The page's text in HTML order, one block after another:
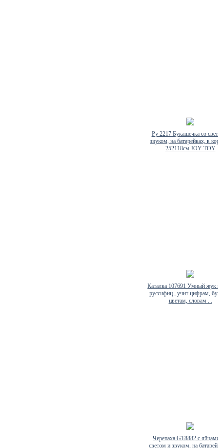
Ру 2217 Букашечка со
звуком, на батарейках, в
252118см JOY TOY
Каталка 107691 Умный жук
руссифиц., учит цифрам,
цветам, словам ...
Черепаха GT8882 с
светом и звуком, на